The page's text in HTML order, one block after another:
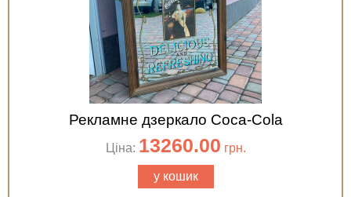
Рекламне дзеркало Coca-Cola
Ціна: 13260.00 грн.
у кошик